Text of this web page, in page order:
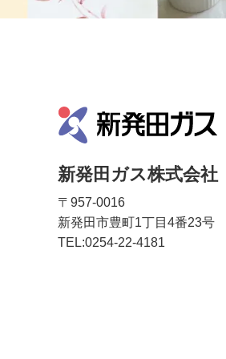
新発田ガス株式会社
〒957-0016
新発田市豊町1丁目4番23号
TEL:0254-22-4181